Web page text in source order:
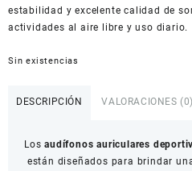
estabilidad y excelente calidad de
actividades al aire libre y uso diario.
Sin existencias
DESCRIPCIÓN VALORACIONES (0)
Losaudífonos auriculares
están diseñados para brindar